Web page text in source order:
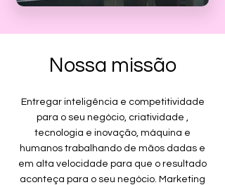
Nossa missão
Entregar inteligência e competitividade
para o seu negócio, criatividade ,
tecnologia e inovação, máquina e
humanos trabalhando de mãos dadas e
em alta velocidade para que o resultado
aconteça para o seu negócio. Marketing